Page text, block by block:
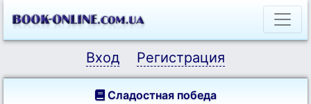
Вход Регистрация
Сладостная победа